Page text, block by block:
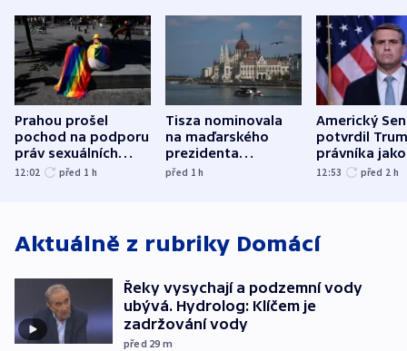
Prahou prošel
pochod na podporu
práv sexuálních
menšin
12:02 před 1 h
Tisza nominovala
na maďarského
prezidenta
bývalého šéfa
před 1h
Americký
potvrdil
právníka jako
ministra
12:53 před 2 h
Aktuálně z rubriky Domácí
Řeky vysychají a podzemní vody
ubývá. Hydrolog: Klíčem je
zadržování vody
před 29 m